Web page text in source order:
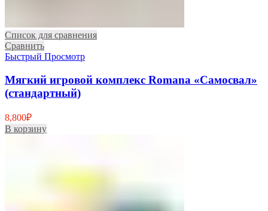
Список для сравнения
Сравнить
Быстрый Просмотр
Мягкий игровой комплекс Romana «Самосвал»
(стандартный)
8,800₽
В корзину